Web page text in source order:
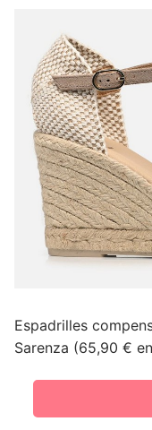
Espadrilles
Sarenza (65,90 €